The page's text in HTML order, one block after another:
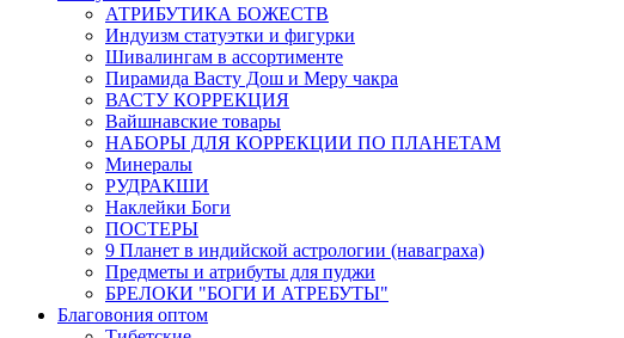
АТРИБУТИКА БОЖЕСТВ
Индуизм статуэтки и фигурки
Шивалингам в ассортименте
Пирамида Васту Дош и Меру чакра
ВАСТУ КОРРЕКЦИЯ
Вайшнавские товары
НАБОРЫ ДЛЯ КОРРЕКЦИИ ПО ПЛАНЕТАМ
Минералы
РУДРАКШИ
Наклейки Боги
ПОСТЕРЫ
9 Планет в индийской астрологии (наваграха)
Предметы и атрибуты для пуджи
БРЕЛОКИ "БОГИ И АТРЕБУТЫ"
Благовония оптом